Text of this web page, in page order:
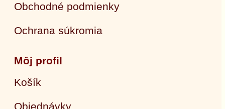
Obchodné podmienky
Ochrana súkromia
Môj profil
Košík
Objednávky